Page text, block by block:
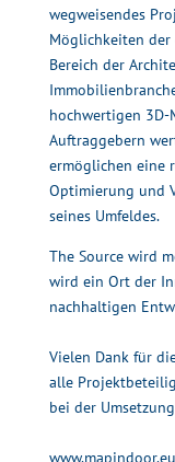
wegweisendes
Möglichkeiten
Bereich der
hochwertigen
Auftraggebern
ermöglichen eine
Optimierung und
seines Umfeldes.
The Sourcewird
wird ein Ort der
nachhaltigen
Vielen Dank für
alle
bei der
www.mapindoor.eu